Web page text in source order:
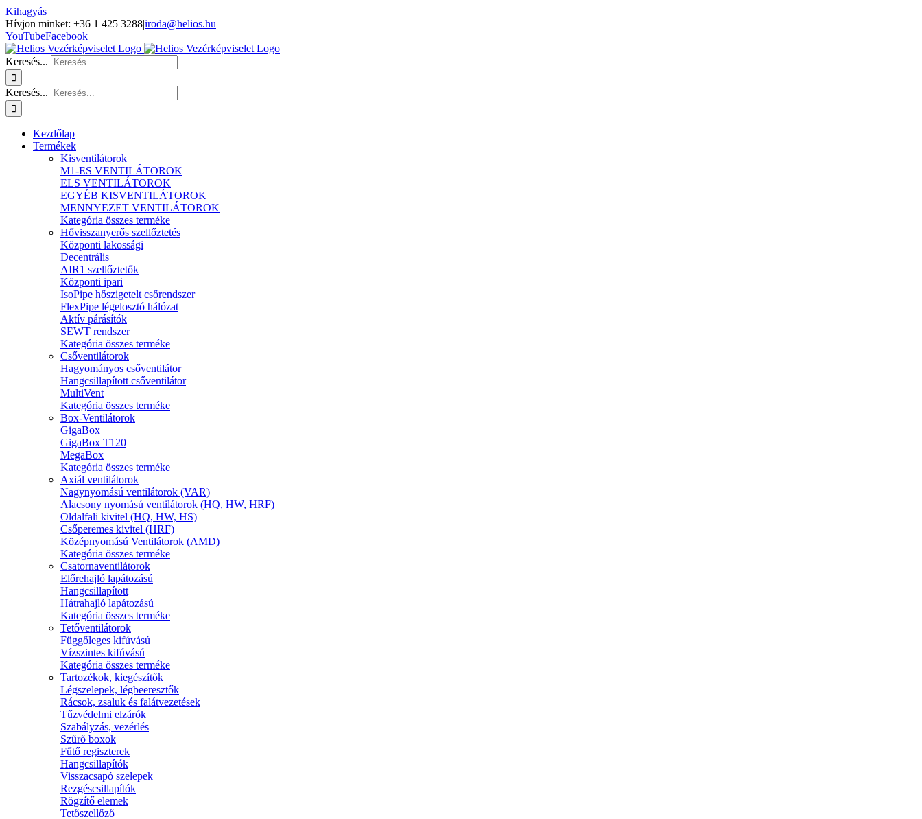
Kihagyás
Hívjon minket: +36 1 425 3288|iroda@helios.hu
YouTubeFacebook
Keresés...
Keresés...
Kezdőlap
Termékek
Kisventilátorok
M1-ES VENTILÁTOROK
ELS VENTILÁTOROK
EGYÉB KISVENTILÁTOROK
MENNYEZET VENTILÁTOROK
Kategória összes terméke
Hővisszanyerős szellőztetés
Központi lakossági
Decentrális
AIR1 szellőztetők
Központi ipari
IsoPipe hőszigetelt csőrendszer
FlexPipe légelosztó hálózat
Aktív párásítók
SEWT rendszer
Kategória összes terméke
Csőventilátorok
Hagyományos csőventilátor
Hangcsillapított csőventilátor
MultiVent
Kategória összes terméke
Box-Ventilátorok
GigaBox
GigaBox T120
MegaBox
Kategória összes terméke
Axiál ventilátorok
Nagynyomású ventilátorok (VAR)
Alacsony nyomású ventilátorok (HQ, HW, HRF)
Oldalfali kivitel (HQ, HW, HS)
Csőperemes kivitel (HRF)
Középnyomású Ventilátorok (AMD)
Kategória összes terméke
Csatornaventilátorok
Előrehajló lapátozású
Hangcsillapított
Hátrahajló lapátozású
Kategória összes terméke
Tetőventilátorok
Függőleges kifúvású
Vízszintes kifúvású
Kategória összes terméke
Tartozékok, kiegészítők
Légszelepek, légbeeresztők
Rácsok, zsaluk és falátvezetések
Tűzvédelmi elzárók
Szabályzás, vezérlés
Szűrő boxok
Fűtő regiszterek
Hangcsillapítók
Visszacsapó szelepek
Rezgéscsillapítók
Rögzítő elemek
Tetőszellőző